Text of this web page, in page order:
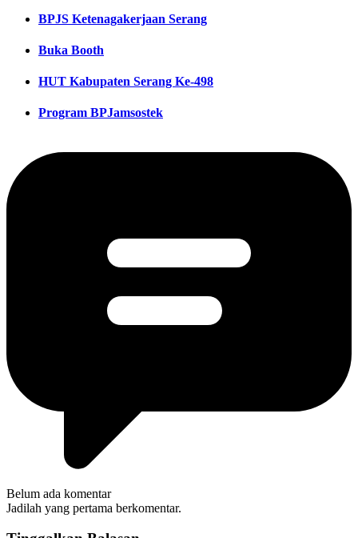
BPJS Ketenagakerjaan Serang
Buka Booth
HUT Kabupaten Serang Ke-498
Program BPJamsostek
Belum ada komentar
Jadilah yang pertama berkomentar.